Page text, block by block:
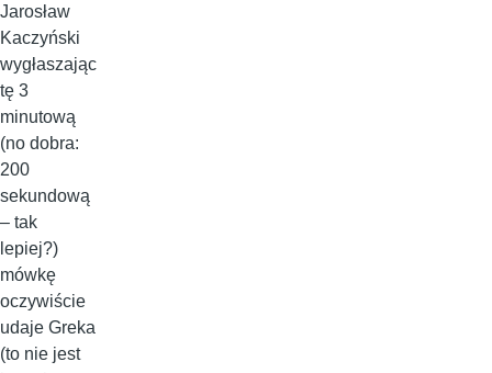
Jarosław
Kaczyński
wygłaszając
tę 3
minutową
(no dobra:
200
sekundową
– tak
lepiej?)
mówkę
oczywiście
udaje Greka
(to nie jest